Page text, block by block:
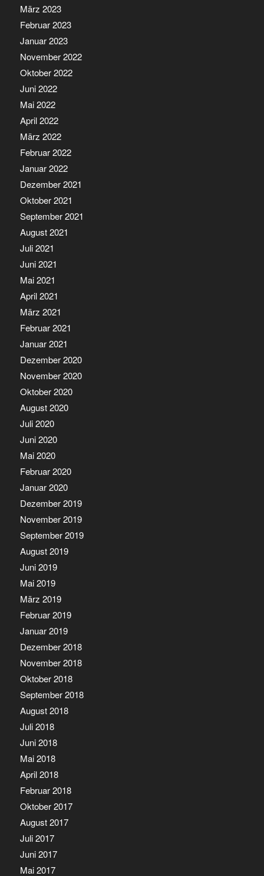
März 2023
Februar 2023
Januar 2023
November 2022
Oktober 2022
Juni 2022
Mai 2022
April 2022
März 2022
Februar 2022
Januar 2022
Dezember 2021
Oktober 2021
September 2021
August 2021
Juli 2021
Juni 2021
Mai 2021
April 2021
März 2021
Februar 2021
Januar 2021
Dezember 2020
November 2020
Oktober 2020
August 2020
Juli 2020
Juni 2020
Mai 2020
Februar 2020
Januar 2020
Dezember 2019
November 2019
September 2019
August 2019
Juni 2019
Mai 2019
März 2019
Februar 2019
Januar 2019
Dezember 2018
November 2018
Oktober 2018
September 2018
August 2018
Juli 2018
Juni 2018
Mai 2018
April 2018
Februar 2018
Oktober 2017
August 2017
Juli 2017
Juni 2017
Mai 2017